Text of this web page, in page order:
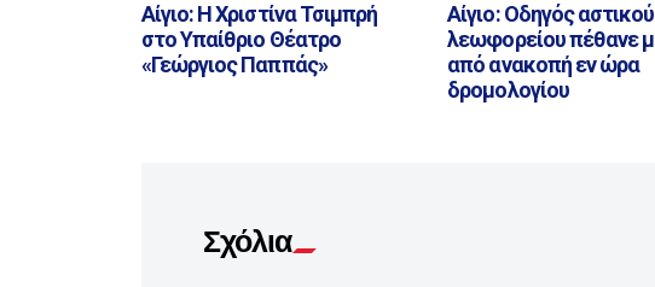
Αίγιο: Η Χριστίνα Τσιμπρή
στο Υπαίθριο Θέατρο
«Γεώργιος Παππάς»
Αίγιο: Οδηγός αστικού
λεωφορείου πέθανε
από ανακοπή εν ώρα
δρομολογίου
Σχόλια